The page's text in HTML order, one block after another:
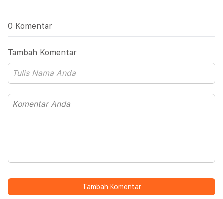
0 Komentar
Tambah Komentar
Tambah Komentar